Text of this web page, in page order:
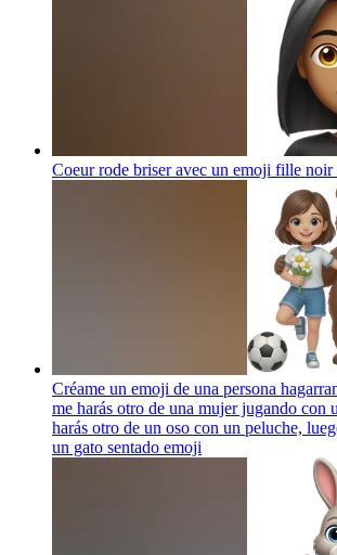
Coeur rode briser avec un emoji fille noir
Créame un emoji de una persona
me harás otro de una mujer jugando con
harás otro de un oso con un peluche,
un gato sentado emoji